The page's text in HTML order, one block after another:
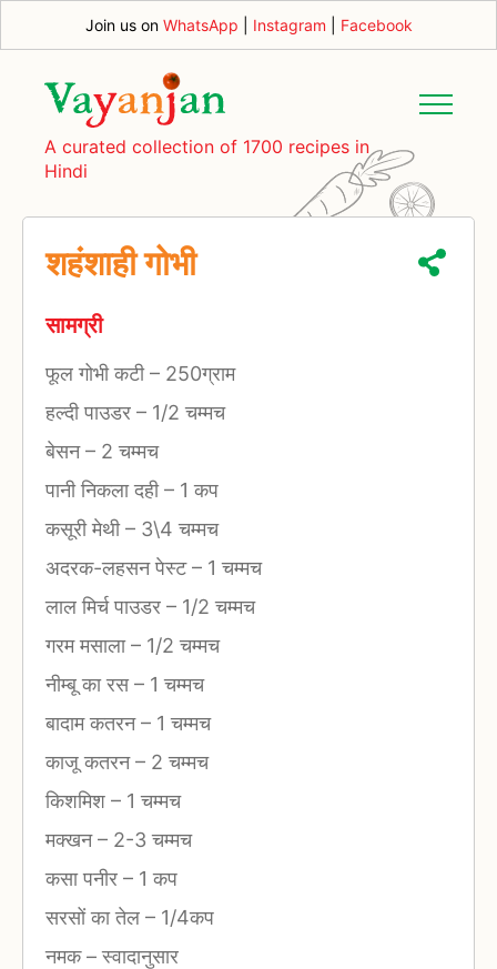
Join us on WhatsApp Instagram Facebook
A curated collection of 1700 recipes in
Hindi
शहंशाही गोभी
सामग्री
फूल गोभी कटी– 250ग्राम
हल्दी पाउडर – 1/2 चम्मच
बेसन– 2 चम्मच
पानी निकला दही– 1 कप
कसूरी मेथी– 3\4 चम्मच
अदरक-लहसन पेस्ट– 1 चम्मच
लाल मिर्च पाउडर – 1/2 चम्मच
गरम मसाला– 1/2 चम्मच
नीम्बू का रस– 1 चम्मच
बादाम कतरन– 1 चम्मच
काजू कतरन– 2 चम्मच
किशमिश – 1 चम्मच
मक्खन– 2-3 चम्मच
कसा पनीर – 1 कप
सरसों का तेल – 1/4कप
नमक–स्वादानुसार